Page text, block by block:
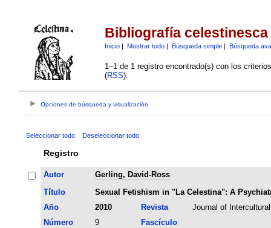
Bibliografía celestinesca
Inicio| Mostrar todo| Búsqueda simple| Búsqueda
1–1 de 1 registro encontrado(s) con los
(RSS):
Opciones de búsqueda y visualización
Seleccionar todo Deseleccionar todo
Registro
Autor
Gerling, David-Ross
Título
Sexual Fetishism in "La Celestina": A
Año
2010 Revista
Journal of
Número
9
Fascículo